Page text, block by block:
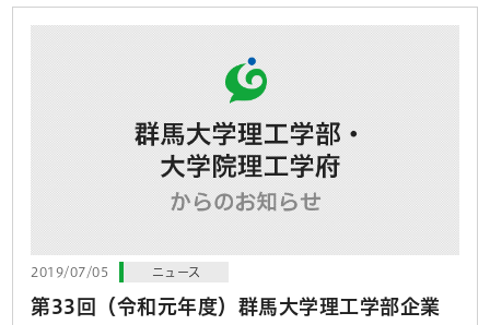
2019/07/05 ニュース
第33回（令和元年度）群馬大学理工学部企業